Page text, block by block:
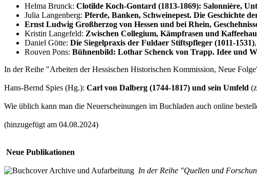
Helma Brunck: Clotilde Koch-Gontard (1813-1869): Salonnière,
Julia Langenberg: Pferde, Banken, Schweinepest. Die Geschichte
Ernst Ludwig Großherzog von Hessen und bei Rhein,
Kristin Langefeld: Zwischen Collegium, Kämpfrasen und
Daniel Götte: Die Siegelpraxis der Fuldaer Stiftspfleger (1011-1531)
Rouven Pons: Bühnenbild: Lothar Schenck von Trapp. Idee und
In der Reihe "Arbeiten der Hessischen Historischen Kommission, Neue
Hans-Bernd Spies (Hg.): Carl von Dalberg (1744-1817) und sein Umfeld
Wie üblich kann man die Neuerscheinungen im Buchladen auch online
(hinzugefügt am 04.08.2024)
Neue Publikationen
In der Reihe "Quellen und